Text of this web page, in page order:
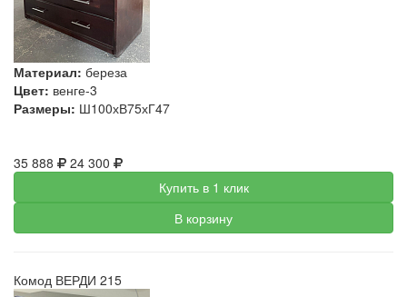
Материал: береза
Цвет: венге-3
Размеры: Ш100хВ75хГ47
35 888
24 300
Купить в 1 клик
В корзину
Комод ВЕРДИ 215